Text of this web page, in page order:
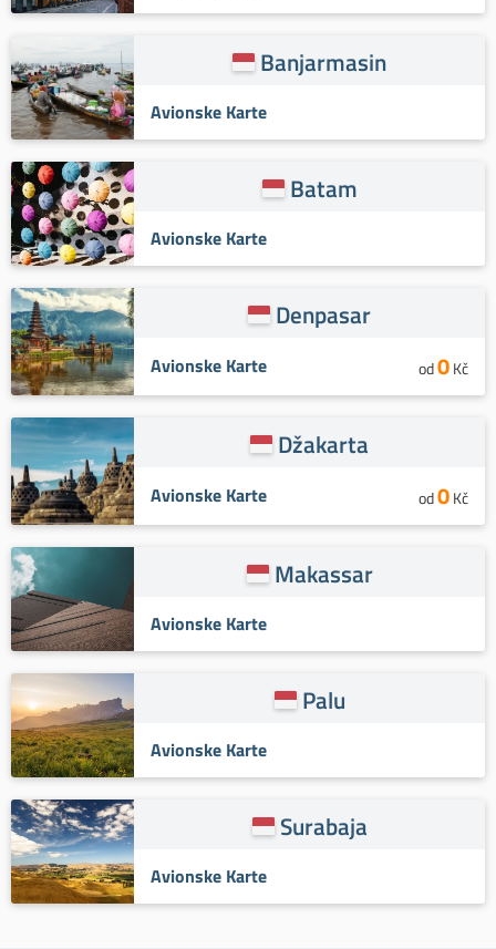
Banjarmasin
Avionske Karte
Batam
Avionske Karte
Denpasar
Avionske Karte od0Kč
Džakarta
Avionske Karte od0Kč
Makassar
Avionske Karte
Palu
Avionske Karte
Surabaja
Avionske Karte